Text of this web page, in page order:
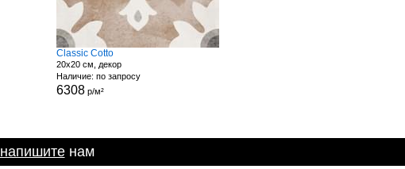
Classic Cotto
20x20 см, декор
Наличие: по запросу
6308р/м²
напишитенам